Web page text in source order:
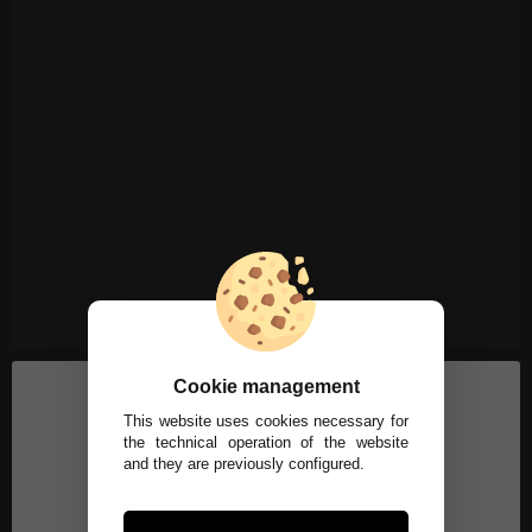
Cookie management
This website uses cookies necessary for
the technical operation of the website
and they are previously configured.